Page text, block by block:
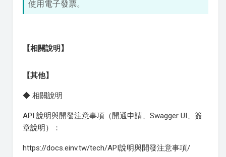
使用電子發票。
【相關說明】
【其他】
◆ 相關說明
API 說明與開發注意事項（開通申請、Swagger UI、簽
章說明）：
https://docs.einv.tw/tech/API說明與開發注意事項/